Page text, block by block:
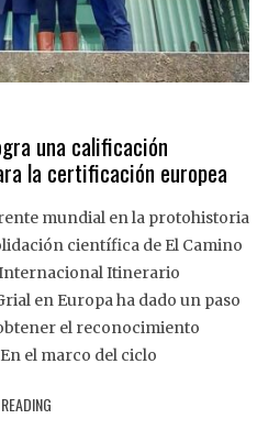
una calificación
la certificación europea
mundial en la protohistoria
científica de El Camino
Itinerario
en Europa ha dado un paso
el reconocimiento
el marco del ciclo